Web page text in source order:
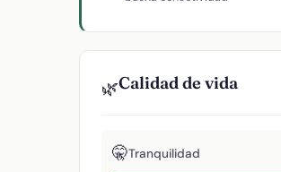
🌿Calidad de vida
🤫Tranquilidad